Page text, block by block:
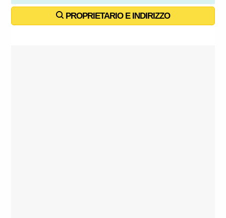
PROPRIETARIO E INDIRIZZO